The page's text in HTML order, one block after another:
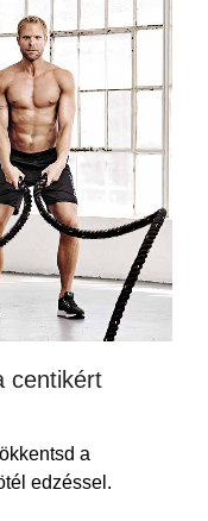
centikért
a
edzéssel.